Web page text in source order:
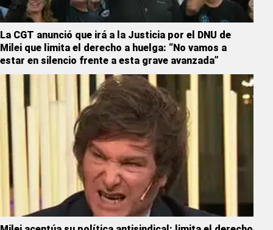
La CGT anunció que irá a la Justicia por el DNU de
Milei que limita el derecho a huelga: “No vamos a
estar en silencio frente a esta grave avanzada”